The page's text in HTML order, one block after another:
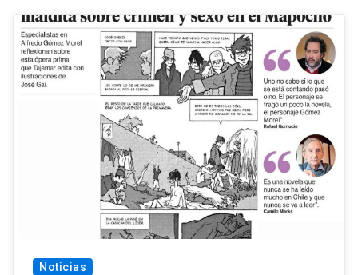
Noticias